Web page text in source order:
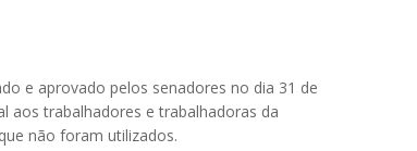
e aprovado pelos senadores no dia 31 de
aos trabalhadores e trabalhadoras da
não foram utilizados.